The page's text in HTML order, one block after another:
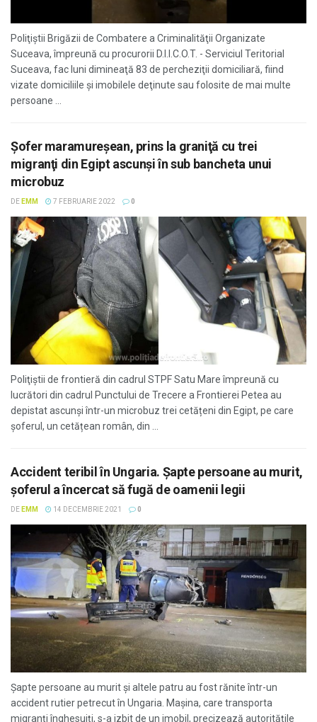
Poliţiştii Brigăzii de Combatere a Criminalităţii Organizate
Suceava, împreună cu procurorii D.I.I.C.O.T. - Serviciul Teritorial
Suceava, fac luni dimineaţă 83 de percheziţii domiciliară, fiind
vizate domiciliile şi imobilele deţinute sau folosite de mai multe
persoane ...
Şofer maramureşean, prins la graniţă cu trei
migranţi din Egipt ascunşi în sub bancheta unui
microbuz
DE EMM 7 FEBRUARIE 2022 0
Poliţiştii de frontieră din cadrul STPF Satu Mare împreună cu
lucrători din cadrul Punctului de Trecere a Frontierei Petea au
depistat ascunşi într-un microbuz trei cetățeni din Egipt, pe care
şoferul, un cetățean român, din ...
Accident teribil în Ungaria. Şapte persoane au murit,
şoferul a încercat să fugă de oamenii legii
DE EMM 14 DECEMBRIE 2021 0
Şapte persoane au murit şi altele patru au fost rănite într-un
accident rutier petrecut în Ungaria. Mașina, care transporta
migranți înghesuiți, s-a izbit de un imobil, precizează autoritățile